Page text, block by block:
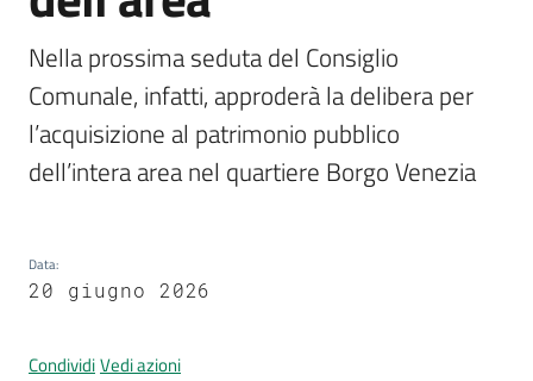
A
l
l
t
a
e
Nella prossima seduta del Consiglio
Comunale, infatti, approderà la delibera per
l’acquisizione al patrimonio pubblico
dell’intera area nel quartiere Borgo Venezia
Data:
20 giugno 2026
CondividiVedi azioni